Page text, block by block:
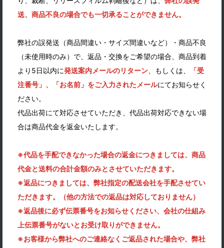
送、商品不良の場合でも一切承ることができません。
弊社の誤発送（商品間違い・サイズ間違いなど）・商品不良
（未使用時のみ）で、返品・交換をご希望の場合、商品到着
より5日以内に発送案内メールのリターン 、もしくは、
「受
注番号」、「お名前」をご入力されたメールにてお知らせく
ださい。
代品出荷にて対応させていただき、代品出荷対応できない場
合は商品代金を返金いたします。
※代品を手配できなかった場合の返金につきましては、商品
代金と送料の合計金額のみとさせていただきます。
※返品につきましては、弊社指定の配送会社を手配させてい
ただきます。（他の方法での返品は対応しておりません）
※返品後に必ず伝票番号をお知らせください、会社の仕組み
上伝票番号がないとお受け取りができません。
※お客様から弊社へのご連絡なくご返品された場合や、弊社